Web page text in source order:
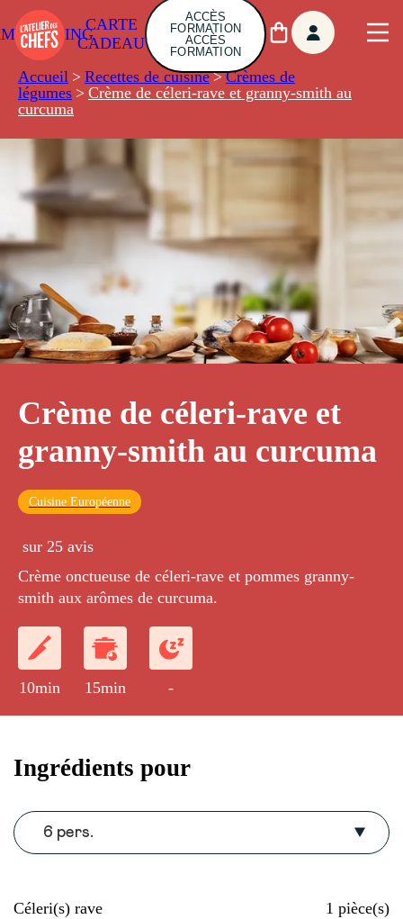
CARTE
CADEAU
ACCÈS
FORMATION
ACCÈS
FORMATION
Accueil > Recettes de cuisine > Crèmes de
légumes > Crème de céleri-rave et granny-smith au
curcuma
Crème de céleri-rave et
granny-smith au curcuma
Cuisine Européenne
sur 25 avis
Crème onctueuse de céleri-rave et pommes granny-
smith aux arômes de curcuma.
10min 15min -
Ingrédients pour
6 pers.
Céleri(s) rave 1 pièce(s)